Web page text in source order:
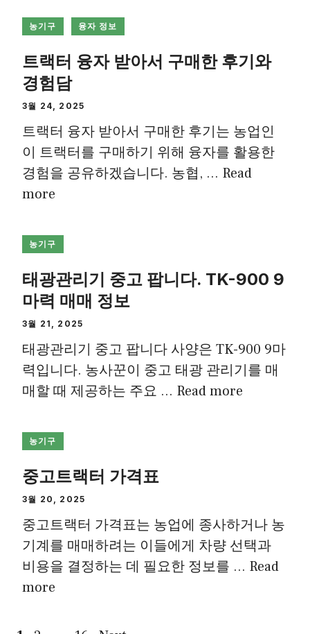
농기구 융자 정보
트랙터 융자 받아서 구매한 후기와
경험담
3월 24, 2025
트랙터 융자 받아서 구매한 후기는 농업인
이 트랙터를 구매하기 위해 융자를 활용한
경험을 공유하겠습니다. 농협, … Read
more
농기구
태광관리기 중고 팝니다. TK-900 9
마력 매매 정보
3월 21, 2025
태광관리기 중고 팝니다 사양은 TK-900 9마
력입니다. 농사꾼이 중고 태광 관리기를 매
매할 때 제공하는 주요 … Read more
농기구
중고트랙터 가격표
3월 20, 2025
중고트랙터 가격표는 농업에 종사하거나 농
기계를 매매하려는 이들에게 차량 선택과
비용을 결정하는 데 필요한 정보를 … Read
more